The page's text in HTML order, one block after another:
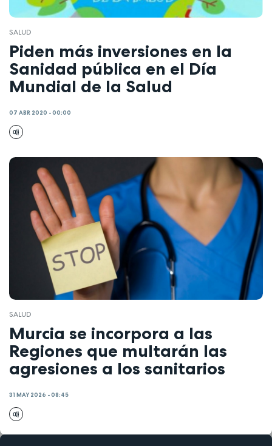
SALUD
Piden más inversiones en la
Sanidad pública en el Día
Mundial de la Salud
07 ABR 2020 - 00:00
SALUD
Murcia se incorpora a las
Regiones que multarán las
agresiones a los sanitarios
31 MAY 2026 - 08:45